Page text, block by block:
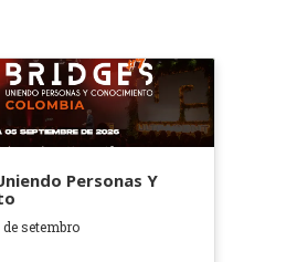
Personas Y
setembro